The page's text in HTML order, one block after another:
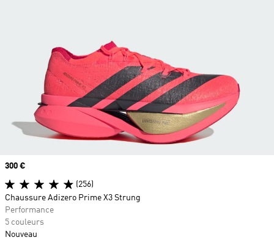
Prix
300 €
(256)
Chaussure Adizero Prime X3 Strung
Performance
5 couleurs
Nouveau